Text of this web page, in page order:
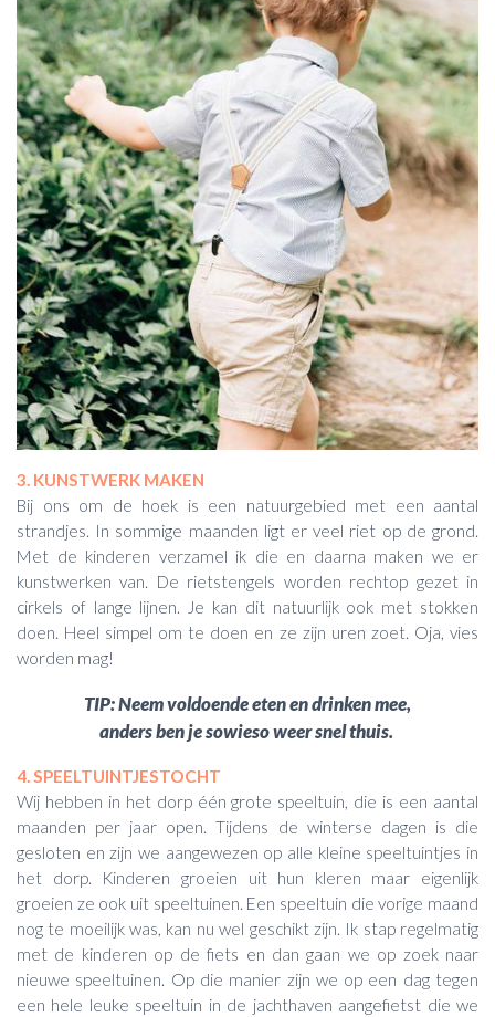
3. KUNSTWERK MAKEN
Bij ons om de hoek is een natuurgebied met een aantal
strandjes. In sommige maanden ligt er veel riet op de grond.
Met de kinderen verzamel ik die en daarna maken we er
kunstwerken van. De rietstengels worden rechtop gezet in
cirkels of lange lijnen. Je kan dit natuurlijk ook met stokken
doen. Heel simpel om te doen en ze zijn uren zoet. Oja, vies
worden mag!
TIP: Neem voldoende eten en drinken mee,
anders ben je sowieso weer snel thuis.
4. SPEELTUINTJESTOCHT
Wij hebben in het dorp één grote speeltuin, die is een aantal
maanden per jaar open. Tijdens de winterse dagen is die
gesloten en zijn we aangewezen op alle kleine speeltuintjes in
het dorp. Kinderen groeien uit hun kleren maar eigenlijk
groeien ze ook uit speeltuinen. Een speeltuin die vorige maand
nog te moeilijk was, kan nu wel geschikt zijn. Ik stap regelmatig
met de kinderen op de fiets en dan gaan we op zoek naar
nieuwe speeltuinen. Op die manier zijn we op een dag tegen
een hele leuke speeltuin in de jachthaven aangefietst die we